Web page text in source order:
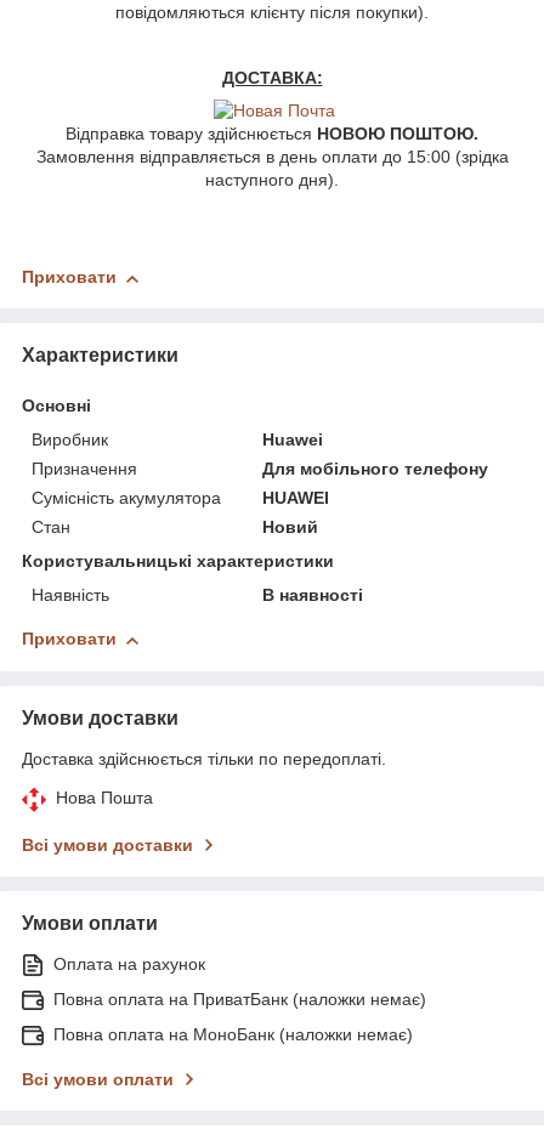
повідомляються клієнту після покупки).
ДОСТАВКА:
Відправка товару здійснюється НОВОЮ ПОШТОЮ.
Замовлення відправляється в день оплати до 15:00 (зрідка
наступного дня).
Приховати
Характеристики
Основні
Виробник
Huawei
Призначення
Для мобільного телефону
Сумісність акумулятора
HUAWEI
Стан
Новий
Користувальницькі характеристики
Наявність
В наявності
Приховати
Умови доставки
Доставка здійснюється тільки по передоплаті.
Нова Пошта
Всі умови доставки
Умови оплати
Оплата на рахунок
Повна оплата на ПриватБанк (наложки немає)
Повна оплата на МоноБанк (наложки немає)
Всі умови оплати